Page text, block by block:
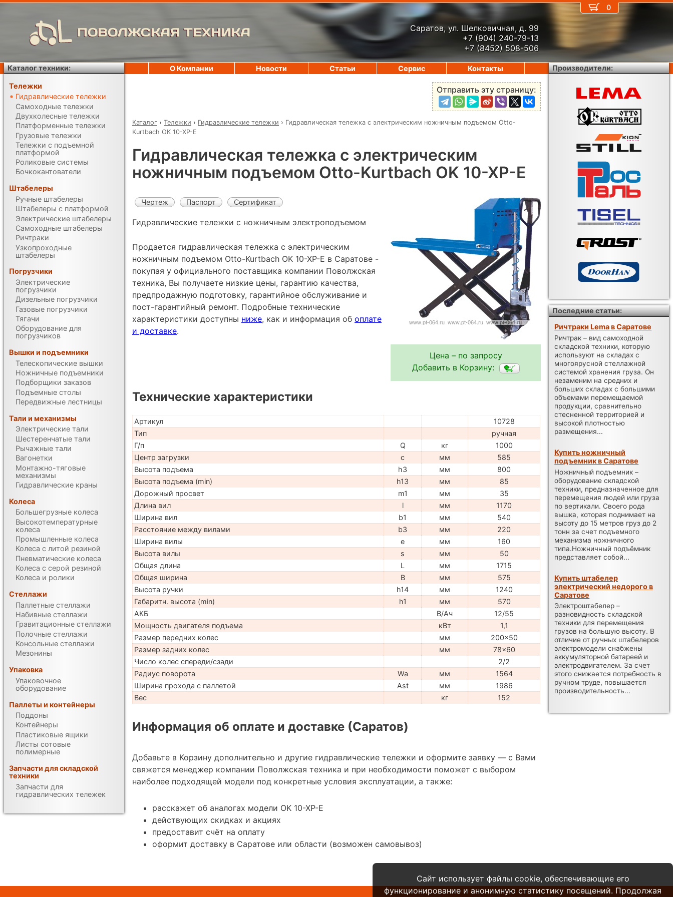
ПОВОЛЖСКАЯ ТЕХНИКА
Саратов, ул. Шелковичная, д. 99
+7 (904) 240-79-13
+7 (8452) 508-506
Отправить эту страницу:
Каталог › Тележки › Гидравлические тележки › Гидравлическая тележка с электрическим ножничным подъемом Otto-
Kurtbach OK 10-XP-E
Гидравлическая тележка с электрическим
ножничным подъемом Otto-Kurtbach OK 10-XP-E
Цена – по запросу
Добавить в Корзину:
Чертеж Паспорт Сертификат
Гидравлические тележки с ножничным электроподъемом
Продается гидравлическая тележка с электрическим
ножничным подъемом Otto-Kurtbach OK 10-XP-E в Саратове -
покупая у официального поставщика компании Поволжская
техника, Вы получаете низкие цены, гарантию качества,
предпродажную подготовку, гарантийное обслуживание и
пост-гарантийный ремонт. Подробные технические
характеристики доступны ниже, как и информация об оплате
и доставке.
Технические характеристики
Артикул
10728
Тип
ручная
Г/п
Q кг
1000
Центр загрузки
c мм
585
Высота подъема
h3 мм
800
Высота подъема (min)
h13 мм
85
Дорожный просвет
m1 мм
35
Длина вил
l мм
1170
Ширина вил
b1 мм
540
Расстояние между вилами
b3 мм
220
Ширина вилы
e мм
160
Высота вилы
s мм
50
Общая длина
L мм
1715
Общая ширина
B мм
575
Высота ручки
h14 мм
1240
Габаритн. высота (min)
h1 мм
570
АКБ
В/Ач
12/55
Мощность двигателя подъема
кВт
1,1
Размер передних колес
мм
200x50
Размер задних колес
мм
78x60
Число колес спереди/сзади
2/2
Радиус поворота
Wa мм
1564
Ширина прохода с паллетой
Ast мм
1986
Вес
кг 152
Информация об оплате и доставке (Саратов)
Добавьте в Корзину дополнительно и другие гидравлические тележки и оформите заявку — с Вами
свяжется менеджер компании Поволжская техника и при необходимости поможет с выбором
наиболее подходящей модели под конкретные условия эксплуатации, а также:
расскажет об аналогах модели OK 10-XP-E
действующих скидках и акциях
предоставит счёт на оплату
оформит доставку в Саратове или области (возможен самовывоз)
0
О Компании Новости Статьи Сервис Контакты
Каталог техники:
Тележки
Гидравлические тележки
Самоходные тележки
Двухколесные тележки
Платформенные тележки
Грузовые тележки
Тележки с подъемной
платформой
Роликовые системы
Бочкокантователи
Штабелеры
Ручные штабелеры
Штабелеры с платформой
Электрические штабелеры
Самоходные штабелеры
Ричтраки
Узкопроходные
штабелеры
Погрузчики
Электрические
погрузчики
Дизельные погрузчики
Газовые погрузчики
Тягачи
Оборудование для
погрузчиков
Вышки и подъемники
Телескопические вышки
Ножничные подъемники
Подборщики заказов
Подъемные столы
Передвижные лестницы
Тали и механизмы
Электрические тали
Шестеренчатые тали
Рычажные тали
Вагонетки
Монтажно-тяговые
механизмы
Гидравлические краны
Колеса
Большегрузные колеса
Высокотемпературные
колеса
Промышленные колеса
Колеса с литой резиной
Пневматические колеса
Колеса с серой резиной
Колеса и ролики
Стеллажи
Паллетные стеллажи
Набивные стеллажи
Гравитационные стеллажи
Полочные стеллажи
Консольные стеллажи
Мезонины
Упаковка
Упаковочное
оборудование
Паллеты и контейнеры
Поддоны
Контейнеры
Пластиковые ящики
Листы сотовые
полимерные
Запчасти для складской
техники
Запчасти для
гидравлических тележек
Производители:
Последние статьи:
Ричтраки Lema в Саратове
Ричтрак – вид самоходной
складской техники, которую
используют на складах с
многоярусной стеллажной
системой хранения груза. Он
незаменим на средних и
больших складах с большими
объемами перемещаемой
продукции, сравнительно
стесненной территорией и
высокой плотностью
размещения...
Купить ножничный
подъемник в Саратове
Ножничный подъемник –
оборудование складской
техники, предназначенное для
перемещения людей или груза
по вертикали. Своего рода
вышка, которая поднимает на
высоту до 15 метров груз до 2
тонн за счет подъемного
механизма ножничного
типа.Ножничный подъёмник
представляет собой...
Купить штабелер
электрический недорого в
Саратове
Электроштабелер –
разновидность складской
техники для перемещения
грузов на большую высоту. В
отличие от ручных штабелеров
электромодели снабжены
аккумуляторной батареей и
электродвигателем. За счет
этого снижается потребность в
ручном труде, повышается
производительность...
Сайт использует файлы cookie, обеспечивающие его
функционирование и анонимную статистику посещений. Продолжая